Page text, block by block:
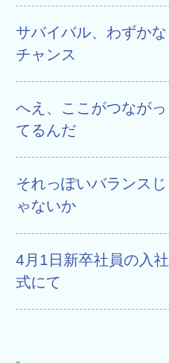
サバイバル、わずかな
チャンス
へえ、ここがつながっ
てるんだ
それっぽいバランスじ
ゃないか
4月1日新卒社員の入社
式にて